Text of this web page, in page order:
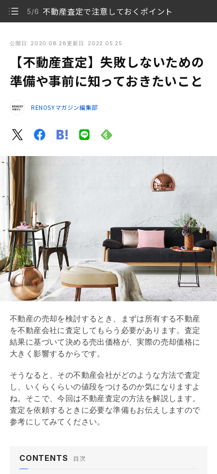
5/6 不動産査定で注意しておくポイント
こと
1/6 不動産査定には2つの方法がある
2/6 不動産査定の流れ
3/6 不動産査定の依頼方法
4/6 不動産査定前に準備しておくこと
5/6 不動産査定で注意しておくポイント
6/6 納得できる不動産査定結果を！
公開日: 2020.08.28 更新日: 2022.05.25
【不動産査定】失敗しないための
準備や事前に知っておきたいこと
RENOSYマガジン編集部
不動産の売却を検討するとき、まずは所有する不動産
を不動産会社に査定してもらう必要があります。査定
結果に基づいて決める売出価格が、実際の売却価格に
大きく影響するからです。
そうなると、その不動産会社がどのような方法で査定
し、いくらくらいの値段をつけるのか気になりますよ
ね。そこで、今回は不動産査定の方法を解説します。
査定を依頼するときに必要な準備もお伝えしますので
参考にしてみてください。
CONTENTS 目次